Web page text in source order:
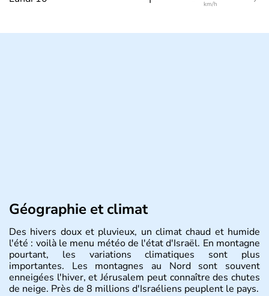
km/h
Géographie et climat
Des hivers doux et pluvieux, un climat chaud et humide
l'été : voilà le menu météo de l'état d'Israël. En montagne
pourtant, les variations climatiques sont plus
importantes. Les montagnes au Nord sont souvent
enneigées l'hiver, et Jérusalem peut connaître des chutes
de neige. Près de 8 millions d'Israéliens peuplent le pays.